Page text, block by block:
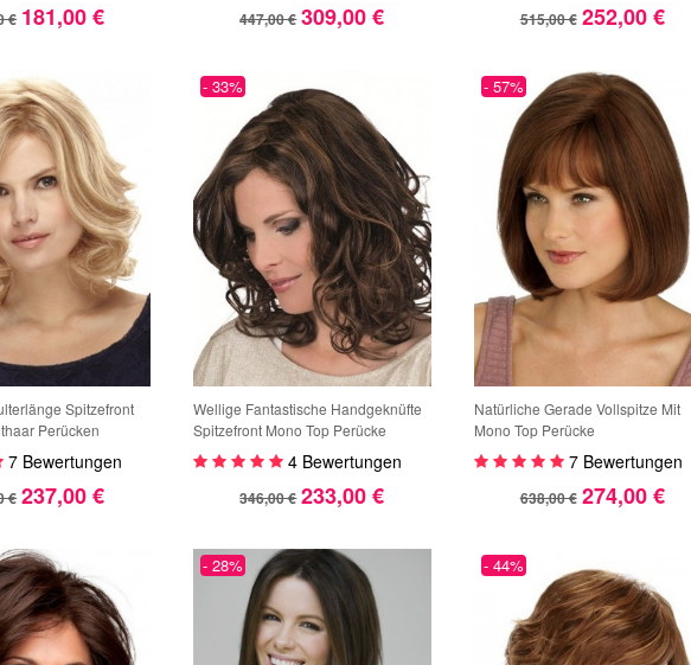
€ 181,00 € 447,00 € 309,00 € 515,00 € 252,00 €
Spitzefront
Perücken
7 Bewertungen
€ 237,00 €
Wellige Fantastische Handgeknüfte
Spitzefront Mono Top Perücke
4 Bewertungen
346,00 € 233,00 €
- 33%
Natürliche Gerade Vollspitze Mit
Mono Top Perücke
7 Bewertungen
638,00 € 274,00 €
- 57%
- 28% - 44%